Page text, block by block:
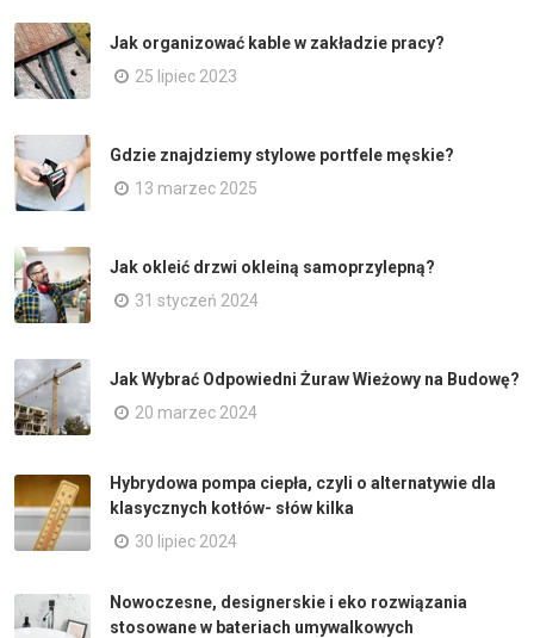
Jak organizować kable w zakładzie pracy?
25 lipiec 2023
Gdzie znajdziemy stylowe portfele męskie?
13 marzec 2025
Jak okleić drzwi okleiną samoprzylepną?
31 styczeń 2024
Jak Wybrać Odpowiedni Żuraw Wieżowy na Budowę?
20 marzec 2024
Hybrydowa pompa ciepła, czyli o alternatywie dla
klasycznych kotłów- słów kilka
30 lipiec 2024
Nowoczesne, designerskie i eko rozwiązania
stosowane w bateriach umywalkowych